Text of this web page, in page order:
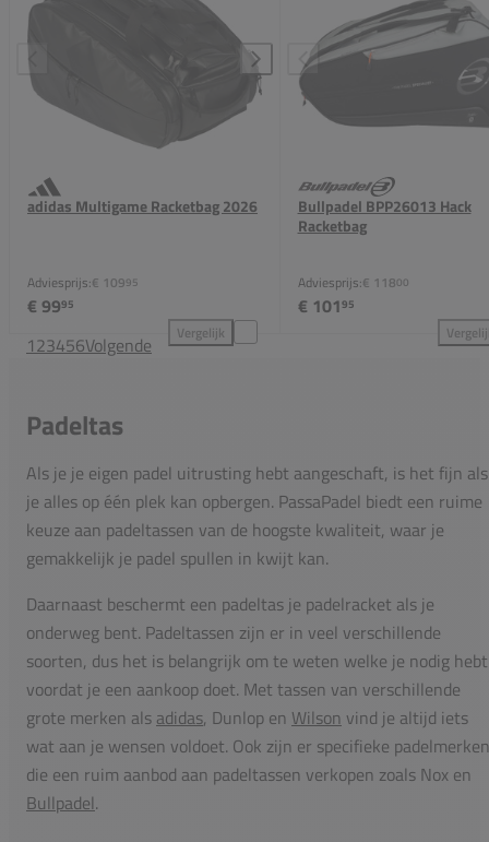
adidas Multigame Racketbag 2026
Adviesprijs:€ 10995
€ 9995
Vergelijk
adidas Multigame Racketbag 2026 toevoegen aan
Bullpadel BPP26013 Hack
Racketbag
Adviesprijs:€ 11800
€ 10195
123456Volgende
Padeltas
Als je je eigen padel uitrusting hebt aangeschaft, is het fijn als
je alles op één plek kan opbergen. PassaPadel biedt een ruime
keuze aan padeltassen van de hoogste kwaliteit, waar je
gemakkelijk je padel spullen in kwijt kan.
Daarnaast beschermt een padeltas je padelracket als je
onderweg bent. Padeltassen zijn er in veel verschillende
soorten, dus het is belangrijk om te weten welke je nodig hebt
voordat je een aankoop doet. Met tassen van verschillende
grote merken als adidas, Dunlop en Wilson vind je altijd iets
wat aan je wensen voldoet. Ook zijn er specifieke padelmerken
die een ruim aanbod aan padeltassen verkopen zoals Nox en
Bullpadel.